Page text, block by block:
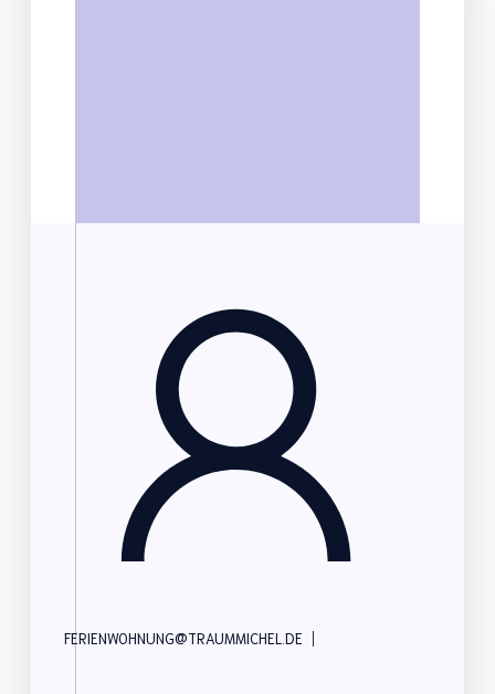
FERIENWOHNUNG@TRAUMMICHEL.DE |